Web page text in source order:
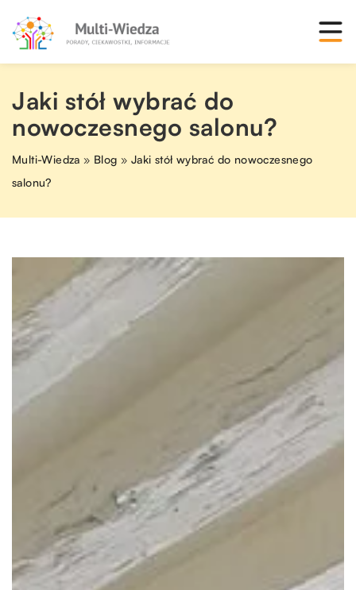
Jaki stół wybrać do
nowoczesnego salonu?
Multi-Wiedza » Blog » Jaki stół wybrać do nowoczesnego
salonu?